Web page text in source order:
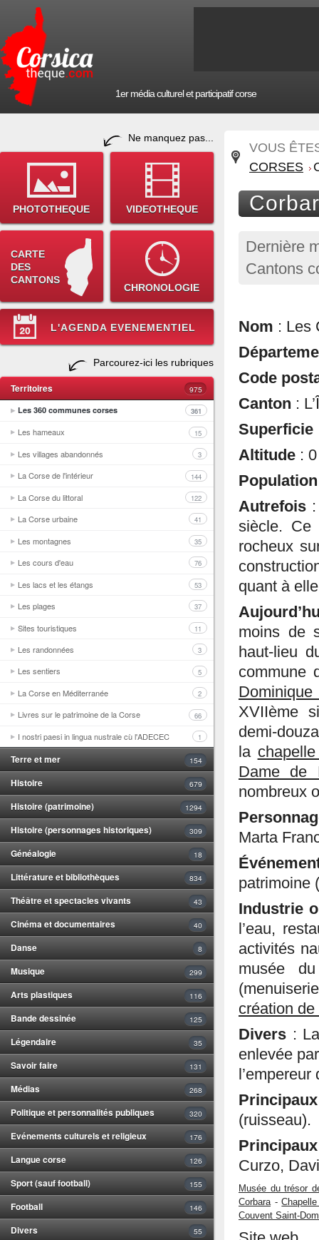
1er média culturel et participatif corse
Ne manquez pas...
PHOTOTHEQUE VIDEOTHEQUE
CARTE
DES
CANTONS
CHRONOLOGIE
L'AGENDA EVENEMENTIEL
Parcourez-ici les rubriques
Territoires
975
Les 360 communes corses
361
Les hameaux 15
Les villages abandonnés 3
La Corse de l'intérieur 144
La Corse du littoral 122
La Corse urbaine 41
Les montagnes 35
Les cours d'eau 76
Les lacs et les étangs 53
Les plages 37
Sites touristiques 11
Les randonnées 3
Les sentiers 5
La Corse en Méditerranée 2
Livres sur le patrimoine de la Corse 66
I nostri paesi in lingua nustrale cù l'ADECEC 1
Terre et mer 154
Histoire 679
Histoire (patrimoine) 1294
Histoire (personnages historiques) 309
Généalogie 18
Littérature et bibliothèques 834
Théâtre et spectacles vivants 43
Cinéma et documentaires 40
Danse 8
Musique 299
Arts plastiques 116
Bande dessinée 125
Légendaire 35
Savoir faire 131
Médias 268
Politique et personnalités publiques 320
Evénements culturels et religieux 176
Langue corse 126
Sport (sauf football) 155
Football 146
Divers 55
VOUS
CORSES
Dernière
Cantons
Nom : Les
Code
Canton :
Superficie
Altitude :
Autrefois
siècle. Ce
rocheux
quant à
moins de
haut-lieu
commune
XVIIème
demi-
la
Dame de
nombreux
Marta
patrimoine
Industrie
l’eau,
activités
musée
création
Divers :
enlevée
(ruisseau).
Curzo,
Musée du trésor
Corbara-
Couvent Saint-